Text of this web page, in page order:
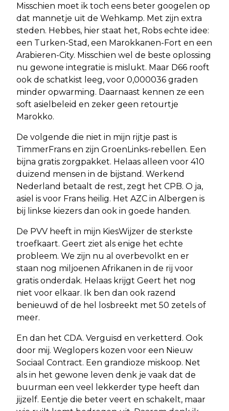
Misschien moet ik toch eens beter googelen op
dat mannetje uit de Wehkamp. Met zijn extra
steden. Hebbes, hier staat het, Robs echte idee:
een Turken-Stad, een Marokkanen-Fort en een
Arabieren-City. Misschien wel de beste oplossing
nu gewone integratie is mislukt. Maar D66 rooft
ook de schatkist leeg, voor 0,000036 graden
minder opwarming. Daarnaast kennen ze een
soft asielbeleid en zeker geen retourtje
Marokko.
De volgende die niet in mijn rijtje past is
TimmerFrans en zijn GroenLinks-rebellen. Een
bijna gratis zorgpakket. Helaas alleen voor 410
duizend mensen in de bijstand. Werkend
Nederland betaalt de rest, zegt het CPB. O ja,
asiel is voor Frans heilig. Het AZC in Albergen is
bij linkse kiezers dan ook in goede handen.
De PVV heeft in mijn KiesWijzer de sterkste
troefkaart. Geert ziet als enige het echte
probleem. We zijn nu al overbevolkt en er
staan nog miljoenen Afrikanen in de rij voor
gratis onderdak. Helaas krijgt Geert het nog
niet voor elkaar. Ik ben dan ook razend
benieuwd of de hel losbreekt met 50 zetels of
meer.
En dan het CDA. Verguisd en verketterd. Ook
door mij. Weglopers kozen voor een Nieuw
Sociaal Contract. Een grandioze miskoop. Net
als in het gewone leven denk je vaak dat de
buurman een veel lekkerder type heeft dan
jijzelf. Eentje die beter veert en schakelt, maar